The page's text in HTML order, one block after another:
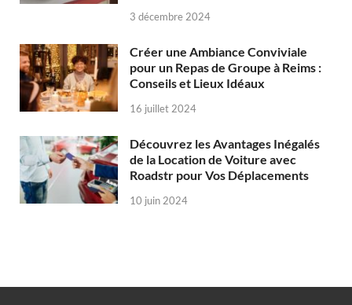
3 décembre 2024
Créer une Ambiance Conviviale
pour un Repas de Groupe à Reims :
Conseils et Lieux Idéaux
16 juillet 2024
Découvrez les Avantages Inégalés
de la Location de Voiture avec
Roadstr pour Vos Déplacements
10 juin 2024